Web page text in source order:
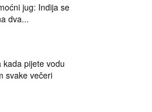
jug: Indija se
dva...
kada pijete vodu
svake večeri